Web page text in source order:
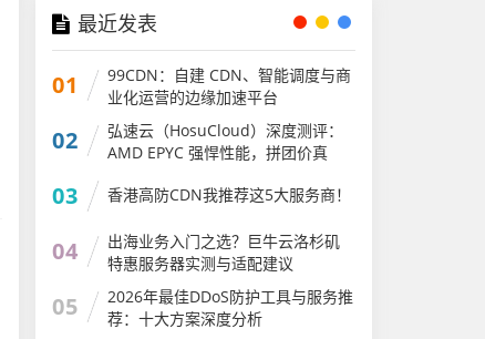
最近发表
01
99CDN：自建 CDN、智能调度与商
业化运营的边缘加速平台
02
弘速云（HosuCloud）深度测评：
AMD EPYC 强悍性能，拼团价真
03 香港高防CDN我推荐这5大服务商！
04
出海业务入门之选？巨牛云洛杉矶
特惠服务器实测与适配建议
05
2026年最佳DDoS防护工具与服务推
荐：十大方案深度分析